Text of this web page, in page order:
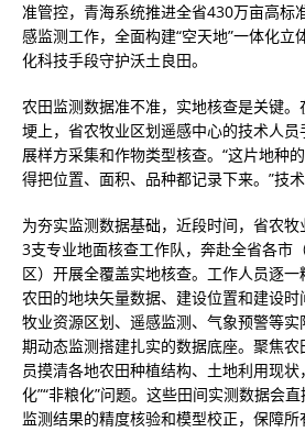
准管控，青海系统推进全省430万亩高标
感监测工作，全面构建“空天地”一体化立
化科技手段守护沃土良田。
农田监测数据准不准，实地核查是关键
埂上，省农牧业区划遥感中心的技术人
展样方采集和作物类型核查。“这片地种
得把位置、面积、品种都记录下来。”技
为夯实监测数据基础，近段时间，省农
3支专业地面核查工作队，奔赴全省各市
区）开展全覆盖实地核查。工作人员逐
农田的地块矢量数据、建设位置和建设
牧业资源区划、遥感监测、气象预警等
期动态监测搭建扎实的数据底座。聚焦
员摸清各地农田种植结构、土地利用现状
化”“非粮化”问题。这些田间实测数据会
监测结果的精度核验和模型校正，保障